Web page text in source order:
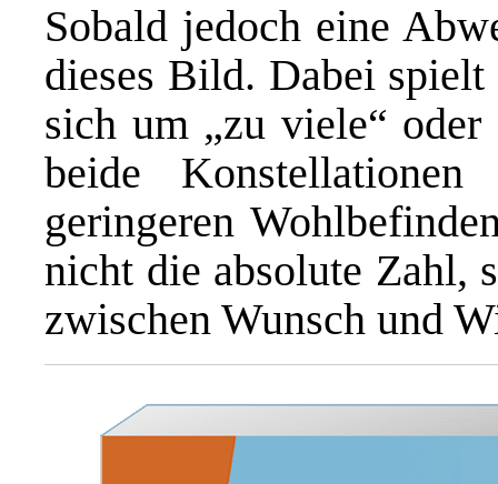
Sobald jedoch eine
dieses Bild. Dabei
sich um „zu viele“
beide
geringeren
nicht die absolute Zahl,
zwischen Wunsch und